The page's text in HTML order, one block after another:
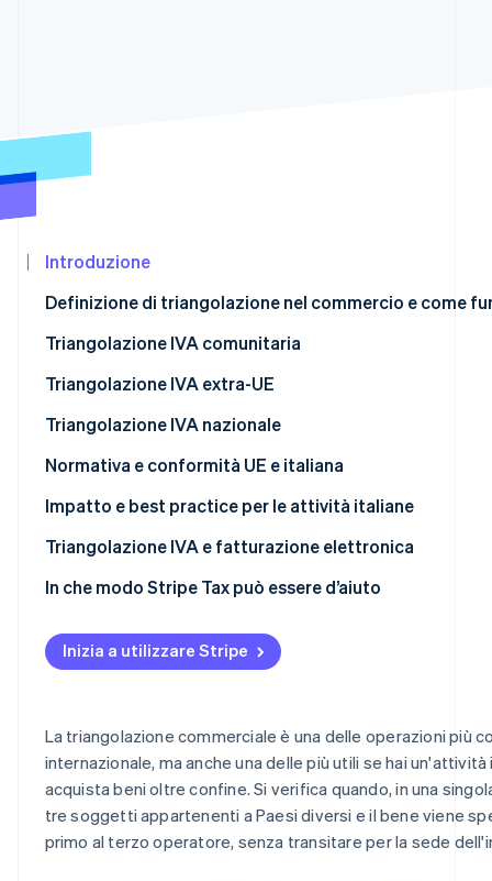
Rimozione del carbonio
Stripe Sessions 2026
Scopri come Stripe sta costruendo l'infrastruttura
Guarda ora
Introduzione
Definizione di triangolazione nel commercio e come
Che cos’è la triangolazione IVA e come funziona?
Triangolazione IVA comunitaria
Triangolazione IVA extra-UE
Triangolazione IVA nazionale
Normativa e conformità UE e italiana
Come funziona la triangolazione IVA nel dropshipping?
Impatto e best practice per le attività italiane
Triangolazione IVA e fatturazione elettronica
In che modo Stripe Tax può essere d’aiuto
Inizia a utilizzare Stripe
La triangolazione commerciale è una delle operazioni più
internazionale, ma anche una delle più utili se hai
acquista beni oltre confine. Si verifica quando, in una
tre soggetti appartenenti a Paesi diversi e il bene viene
primo al terzo operatore, senza transitare per la sede